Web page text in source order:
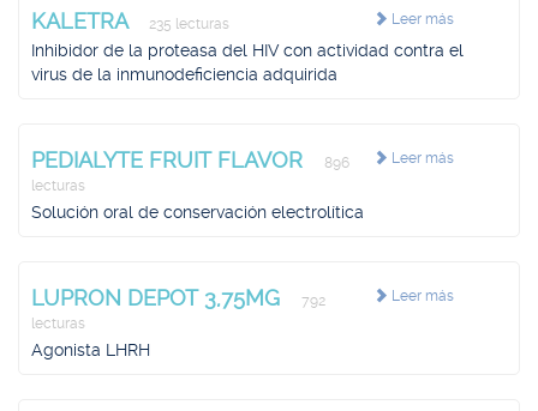
Leer más
KALETRA 235 lecturas
Inhibidor de la proteasa del HIV con actividad contra el
virus de la inmunodeficiencia adquirida
Leer más
PEDIALYTE FRUIT FLAVOR
896
lecturas
Solución oral de conservación electrolítica
Leer más
LUPRON DEPOT 3,75MG
792
lecturas
Agonista LHRH